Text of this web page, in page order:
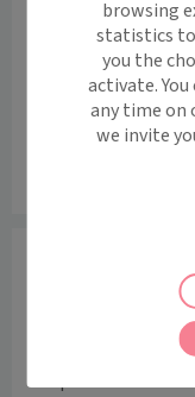
−
Mme Maéva
dans son
Châtenois
poste.
browsing
statistics to
you the
activate.
any time on
we invite